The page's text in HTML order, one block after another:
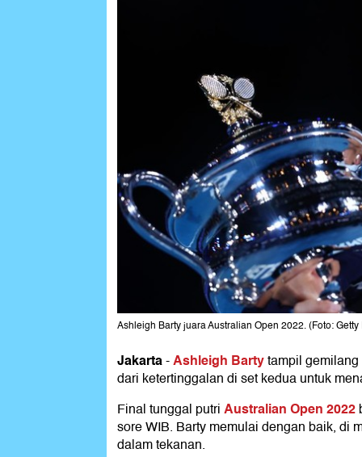
Ashleigh Barty juara Australian Open 2022. (Foto:
Jakarta-Ashleigh Bartytampil
dari ketertinggalan di set kedua untuk
Final tunggal putriAustralian Open 2022
sore WIB. Barty memulai dengan baik, di
dalam tekanan.